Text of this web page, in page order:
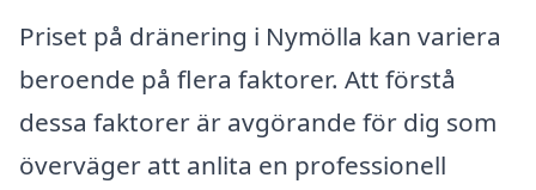
Priset på dränering i Nymölla kan variera
beroende på flera faktorer. Att förstå
dessa faktorer är avgörande för dig som
överväger att anlita en professionell